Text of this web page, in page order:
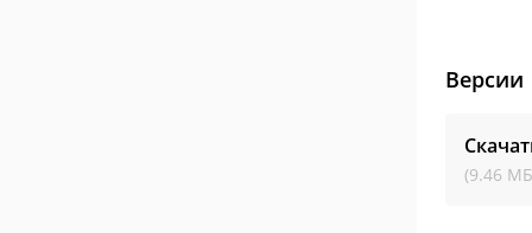
Версии
(9.46